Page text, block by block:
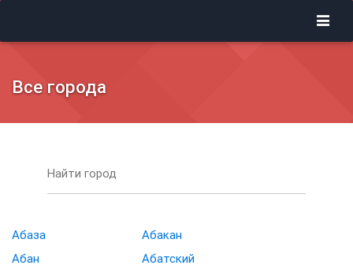
Все города
Найти город
Абаза
Абакан
Абан
Абатский